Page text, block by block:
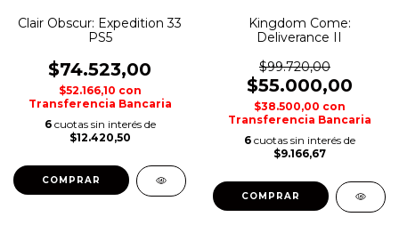
Clair Obscur: Expedition 33
PS5
$74.523,00
$52.166,10 con
Transferencia Bancaria
6 cuotas sin interés de
$12.420,50
COMPRAR
Kingdom Come:
Deliverance II
$99.720,00
$55.000,00
$38.500,00 con
Transferencia Bancaria
6 cuotas sin interés de
$9.166,67
COMPRAR